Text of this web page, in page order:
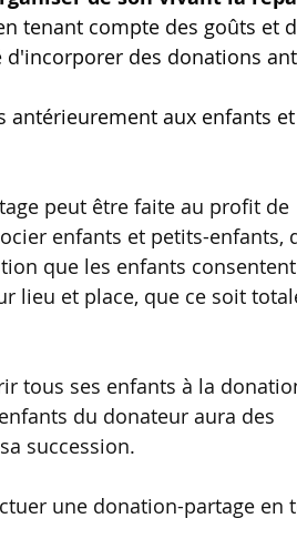
tenant compte des goûts et
des donations
antérieurement aux enfants et
peut être faite au profit de
enfants et petits-enfants,
que les enfants
lieu et place, que ce soit
du donateur aura des
succession.